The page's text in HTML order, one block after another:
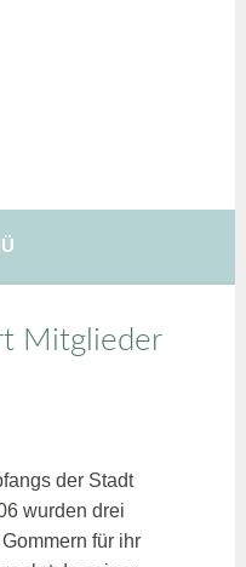
Mitglieder
der Stadt
wurden drei
für ihr